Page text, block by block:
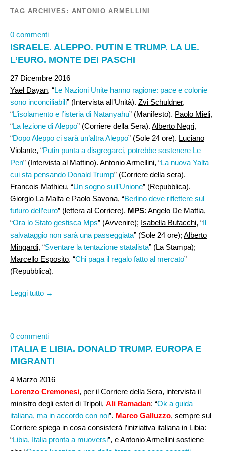
TAG ARCHIVES: ANTONIO ARMELLINI
0 commenti
ISRAELE. ALEPPO. PUTIN E TRUMP. LA UE.
L’EURO. MONTE DEI PASCHI
27 Dicembre 2016
Yael Dayan, “Le Nazioni Unite hanno ragione: pace e colonie
sono inconciliabili” (Intervista all’Unità). Zvi Schuldner,
“L’isolamento e l’isteria di Natanyahu” (Manifesto). Paolo Mieli,
“La lezione di Aleppo” (Corriere della Sera). Alberto Negri,
“Dopo Aleppo ci sarà un’altra Aleppo” (Sole 24 ore). Luciano
Violante, “Putin punta a disgregarci, potrebbe sostenere Le
Pen” (Intervista al Mattino). Antonio Armellini, “La nuova Yalta
cui sta pensando Donald Trump” (Corriere della sera).
Francois Mathieu, “Un sogno sull’Unione” (Repubblica).
Giorgio La Malfa e Paolo Savona, “Berlino deve riflettere sul
futuro dell’euro” (lettera al Corriere). MPS: Angelo De Mattia,
“Ora lo Stato gestisca Mps” (Avvenire); Isabella Bufacchi, “Il
salvataggio non sarà una passeggiata” (Sole 24 ore); Alberto
Mingardi, “Sventare la tentazione statalista” (La Stampa);
Marcello Esposito, “Chi paga il regalo fatto al mercato”
(Repubblica).
Leggi tutto →
0 commenti
ITALIA E LIBIA. DONALD TRUMP. EUROPA E
MIGRANTI
4 Marzo 2016
Lorenzo Cremonesi, per il Corriere della Sera, intervista il
ministro degli esteri di Tripoli, Ali Ramadan: “Ok a guida
italiana, ma in accordo con noi”. Marco Galluzzo, sempre sul
Corriere spiega in cosa consisterà l’iniziativa italiana in Libia:
“Libia, Italia pronta a muoversi”, e Antonio Armellini sostiene